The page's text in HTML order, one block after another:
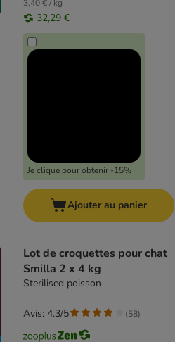
3,40 € / kg
32,29 €
Je clique pour obtenir -15%
Ajouter au panier
Lot de croquettes pour chat
Smilla 2 x 4 kg
Sterilised poisson
Avis: 4.3/5 (58)